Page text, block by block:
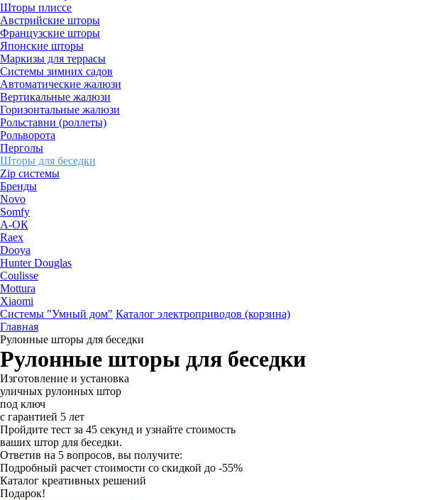
Шторы плиссе
Австрийские шторы
Французские шторы
Японские шторы
Маркизы для террасы
Системы зимних садов
Автоматические жалюзи
Вертикальные жалюзи
Горизонтальные жалюзи
Рольставни (роллеты)
Рольворота
Перголы
Шторы для беседки
Zip системы
Бренды
Novo
Somfy
А-ОК
Raex
Dooya
Hunter Douglas
Coulisse
Mottura
Xiaomi
Системы "Умный дом" Каталог электроприводов (корзина)
Главная
Рулонные шторы для беседки
Рулонные шторы для беседки
Изготовление и установка
уличных рулонных штор
под ключ
с гарантией 5 лет
Пройдите тест за 45 секунд и узнайте стоимость
ваших штор для беседки.
Ответив на 5 вопросов, вы получите:
Подробный расчет стоимости со скидкой до -55%
Каталог креативных решений
Подарок!